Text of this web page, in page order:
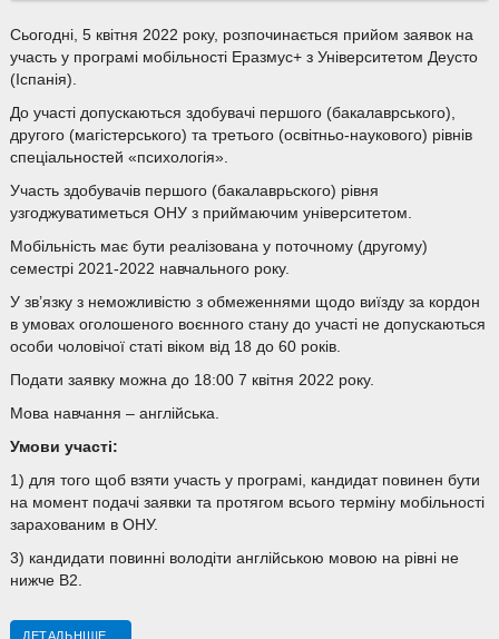
Сьогодні, 5 квітня 2022 року, розпочинається прийом заявок на
участь у програмі мобільності Еразмус+ з Університетом Деусто
(Іспанія).
До участі допускаються здобувачі першого (бакалаврського),
другого (магістерського) та третього (освітньо-наукового) рівнів
спеціальностей «психологія».
Участь здобувачів першого (бакалаврьского) рівня
узгоджуватиметься ОНУ з приймаючим університетом.
Мобільність має бути реалізована у поточному (другому)
семестрі 2021-2022 навчального року.
У зв’язку з неможливістю з обмеженнями щодо виїзду за кордон
в умовах оголошеного воєнного стану до участі не допускаються
особи чоловічої статі віком від 18 до 60 років.
Подати заявку можна до 18:00 7 квітня 2022 року.
Мова навчання – англійська.
Умови участі:
1) для того щоб взяти участь у програмі, кандидат повинен бути
на момент подачі заявки та протягом всього терміну мобільності
зарахованим в ОНУ.
3) кандидати повинні володіти англійською мовою на рівні не
нижче B2.
ДЕТАЛЬНІШЕ...